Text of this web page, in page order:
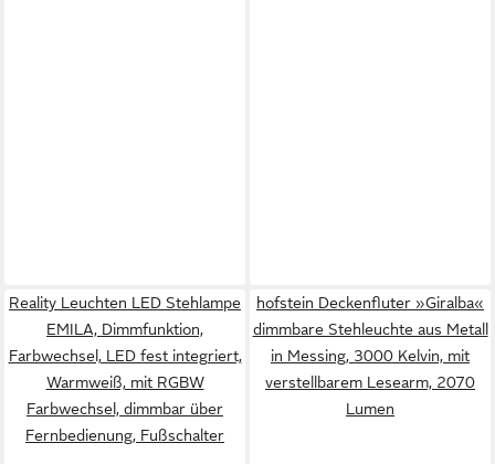
Reality Leuchten LED Stehlampe
EMILA, Dimmfunktion,
Farbwechsel, LED fest integriert,
Warmweiß, mit RGBW
Farbwechsel, dimmbar über
Fernbedienung, Fußschalter
hofstein Deckenfluter »Giralba«
dimmbare Stehleuchte aus Metall
in Messing, 3000 Kelvin, mit
verstellbarem Lesearm, 2070
Lumen